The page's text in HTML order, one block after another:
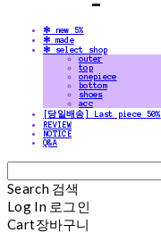
✻ new 5%
✻ made
✻ select shop
outer
top
onepiece
bottom
shoes
acc
[당일배송] Last piece 50%
REVIEW
NOTICE
Q&A
Search 검색
Log In 로그인
Cart장바구니